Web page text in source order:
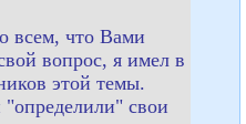
всем, что Вами
вопрос, я имел в
этой темы.
"определили" свои